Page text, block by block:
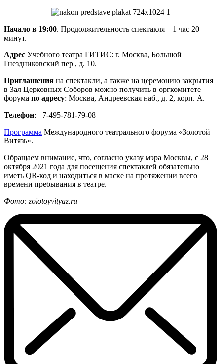
Начало в 19:00. Продолжительность спектакля – 1 час 20
минут.
Адрес Учебного театра ГИТИС: г. Москва, Большой
Гнездниковский пер., д. 10.
Приглашения на спектакли, а также на церемонию закрытия
в Зал Церковных Соборов можно получить в оргкомитете
форума по адресу: Москва, Андреевская наб., д. 2, корп. А.
Телефон: +7-495-781-79-08
Программа Международного театрального форума «Золотой
Витязь».
Обращаем внимание, что, согласно указу мэра Москвы, с 28
октября 2021 года для посещения спектаклей обязательно
иметь QR-код и находиться в маске на протяжении всего
времени пребывания в театре.
Фото: zolotoyvityaz.ru